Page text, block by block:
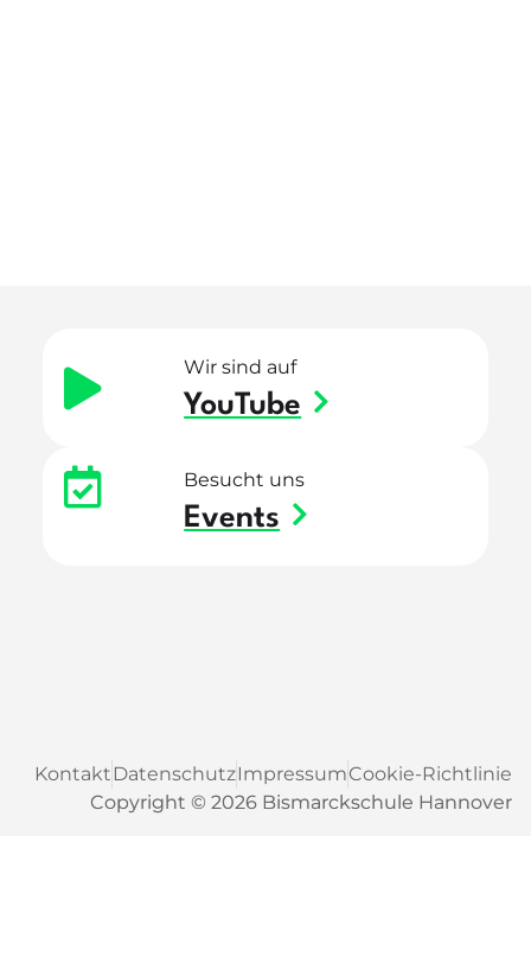
Wir sind auf
YouTube
Besucht uns
Events
Copyright © 2026 Bismarckschule Hannover
KontaktDatenschutzImpressumCookie-Richtlinie